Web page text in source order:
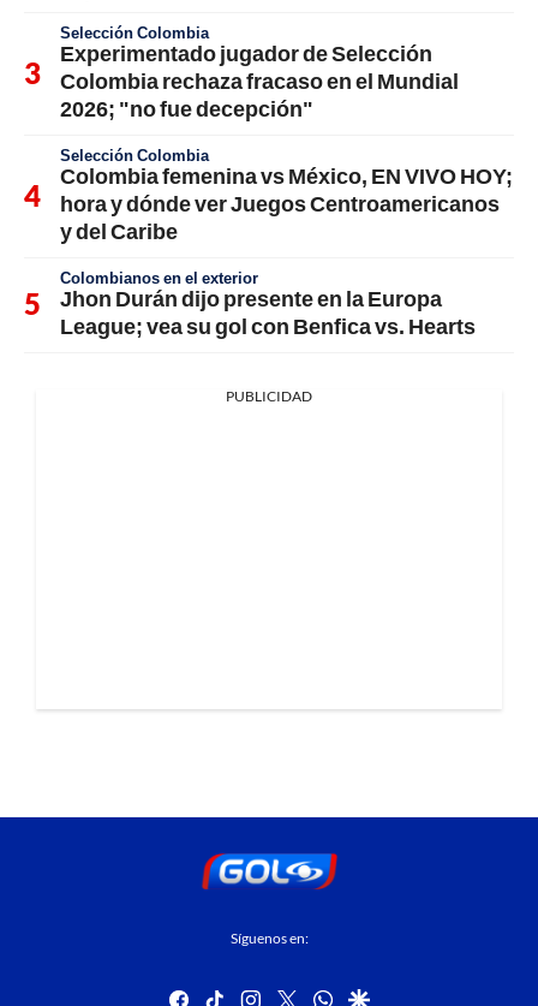
Selección Colombia
Experimentado jugador de Selección
Colombia rechaza fracaso en el Mundial
2026; "no fue decepción"
Selección Colombia
Colombia femenina vs México, EN VIVO HOY;
hora y dónde ver Juegos Centroamericanos
y del Caribe
Colombianos en el exterior
Jhon Durán dijo presente en la Europa
League; vea su gol con Benfica vs. Hearts
PUBLICIDAD
Síguenos en:
facebook
tiktok instagram
twitterwhatsapp
google